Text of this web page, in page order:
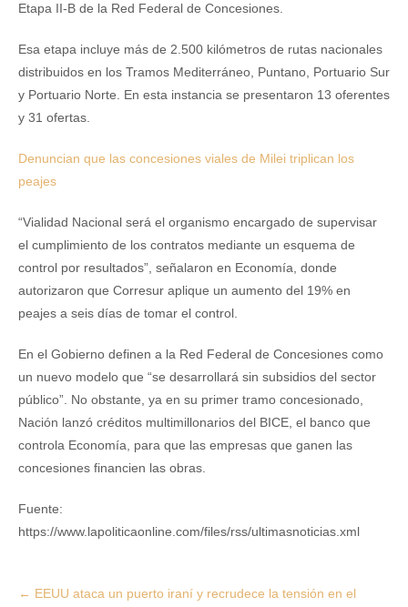
Etapa II-B de la Red Federal de Concesiones.
Esa etapa incluye más de 2.500 kilómetros de rutas nacionales
distribuidos en los Tramos Mediterráneo, Puntano, Portuario Sur
y Portuario Norte. En esta instancia se presentaron 13 oferentes
y 31 ofertas.
Denuncian que las concesiones viales de Milei triplican los
peajes
“Vialidad Nacional será el organismo encargado de supervisar
el cumplimiento de los contratos mediante un esquema de
control por resultados”, señalaron en Economía, donde
autorizaron que Corresur aplique un aumento del 19% en
peajes a seis días de tomar el control.
En el Gobierno definen a la Red Federal de Concesiones como
un nuevo modelo que “se desarrollará sin subsidios del sector
público”. No obstante, ya en su primer tramo concesionado,
Nación lanzó créditos multimillonarios del BICE, el banco que
controla Economía, para que las empresas que ganen las
concesiones financien las obras.
Fuente:
https://www.lapoliticaonline.com/files/rss/ultimasnoticias.xml
Post
← EEUU ataca un puerto iraní y recrudece la tensión en el